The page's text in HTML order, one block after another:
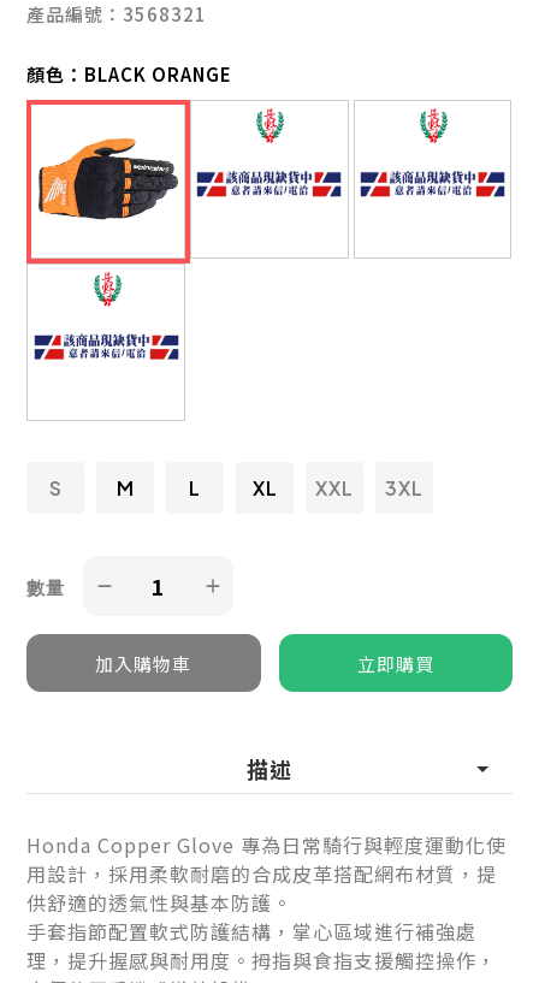
產品編號：3568321
顏色： BLACK ORANGE
S M L XL XXL 3XL
數量
描述
Honda Copper Glove 專為日常騎行與輕度運動化使
用設計，採用柔軟耐磨的合成皮革搭配網布材質，提
供舒適的透氣性與基本防護。
手套指節配置軟式防護結構，掌心區域進行補強處
理，提升握感與耐用度。拇指與食指支援觸控操作，